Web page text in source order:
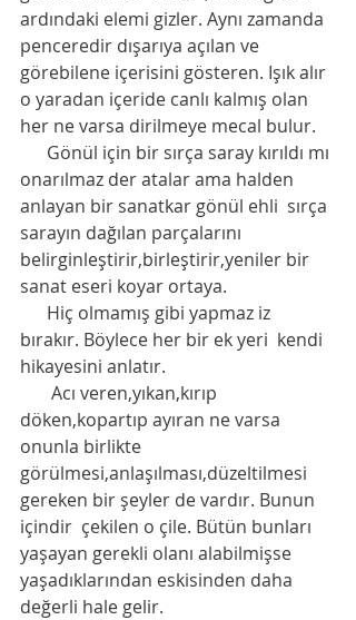
ardındaki elemi gizler. Aynı zamanda
penceredir dışarıya açılan ve
görebilene içerisini gösteren. Işık alır
o yaradan içeride canlı kalmış olan
her ne varsa dirilmeye mecal bulur.
Gönül için bir sırça saray kırıldı mı
onarılmaz der atalar ama halden
anlayan bir sanatkar gönül ehli  sırça
sarayın dağılan parçalarını
belirginleştirir,birleştirir,yeniler bir
sanat eseri koyar ortaya.
Hiç olmamış gibi yapmaz iz
bırakır. Böylece her bir ek yeri  kendi
hikayesini anlatır.
Acı veren,yıkan,kırıp
döken,kopartıp ayıran ne varsa
onunla birlikte
görülmesi,anlaşılması,düzeltilmesi
gereken bir şeyler de vardır. Bunun
içindir  çekilen o çile. Bütün bunları
yaşayan gerekli olanı alabilmişse
yaşadıklarından eskisinden daha
değerli hale gelir.